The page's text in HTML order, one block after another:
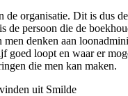
organisatie. Dit is dus
persoon die de
denken aan
goed loopt en waar er
die men kan maken.
uit Smilde